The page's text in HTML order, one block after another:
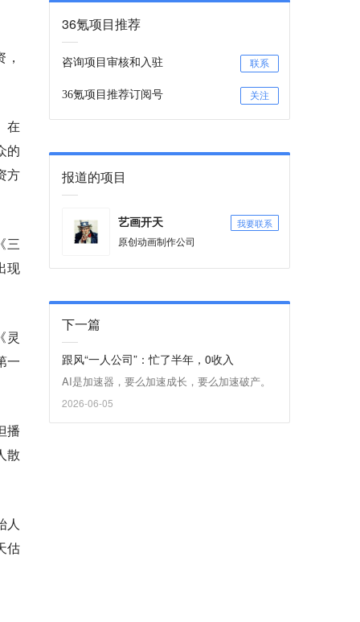
在
的
方
三
现
灵
一
播
散
人
估
36氪项目推荐
咨询项目审核和入驻 联系
36氪项目推荐订阅号 关注
报道的项目
艺画开天 我要联系
原创动画制作公司
下一篇
跟风“一人公司”：忙了半年，0收入
AI是加速器，要么加速成长，要么加速破产。
2026-06-05